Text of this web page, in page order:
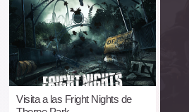
Visita a las Fright Nights de